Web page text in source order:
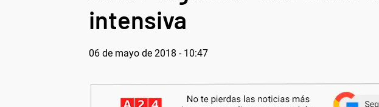
intensiva
06 de mayo de 2018 - 10:47